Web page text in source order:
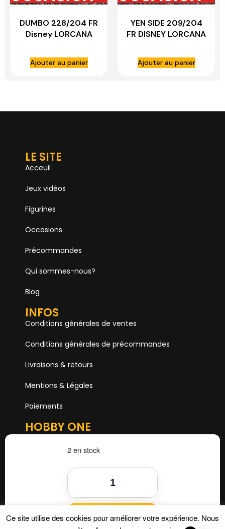
2 en stock
Ajouter au panier
DUMBO 228/204 FR
Disney LORCANA
Ajouter au panier
YEN SIDE 209/204
FR DISNEY LORCANA
Ajouter au panier
LE SITE
Acceuil
Jeux vidéos
Figurines
Occasions
Précommandes
Qui sommes-nous?
Blog
INFOS
Conditions générales de ventes
Conditions générales de précommandes
Livraisons & retours
Mentions & Légales
Paiements
HOBBY ONE
15 Boulevard Voltaire
Mail. hobby1shop@gmail.com
Tél. 01 402 11 402
NOUS SUIVRE
Ce site utilise des cookies pour améliorer votre expérience. Nous